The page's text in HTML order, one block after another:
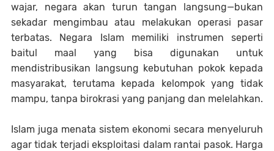
wajar, negara akan turun tangan langsung—bukan
sekadar mengimbau atau melakukan operasi pasar
terbatas. Negara Islam memiliki instrumen seperti
baitul maal yang bisa digunakan untuk
mendistribusikan langsung kebutuhan pokok kepada
masyarakat, terutama kepada kelompok yang tidak
mampu, tanpa birokrasi yang panjang dan melelahkan.
Islam juga menata sistem ekonomi secara menyeluruh
agar tidak terjadi eksploitasi dalam rantai pasok. Harga